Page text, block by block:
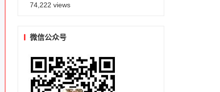
74,222 views
微信公众号